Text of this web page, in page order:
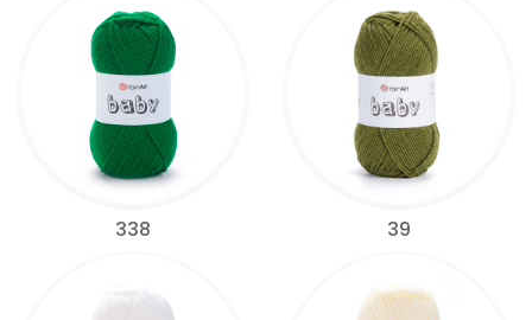
338 39